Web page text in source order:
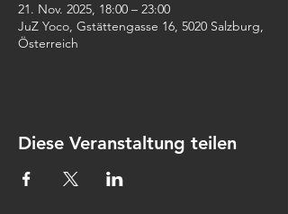
21. Nov. 2025, 18:00 – 23:00
JuZ Yoco, Gstättengasse 16, 5020 Salzburg,
Österreich
Diese Veranstaltung teilen